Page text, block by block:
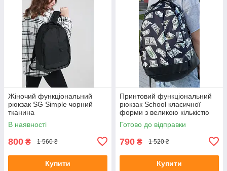
Жіночий функціональний
рюкзак SG Simple чорний
тканина
В наявності
800 ₴ 1 560 ₴
Купити
Принтовий функціональний
рюкзак School класичної
форми з великою кількістю
відділень на 30л
Готово до відправки
790 ₴ 1 520 ₴
Купити